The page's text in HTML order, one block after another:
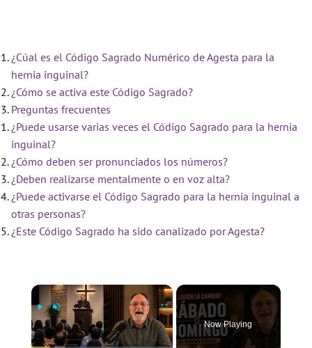
¿Cúal es el Código Sagrado Numérico de Agesta para la
hernia inguinal?
¿Cómo se activa este Código Sagrado?
Preguntas frecuentes
¿Puede usarse varias veces el Código Sagrado para la hernia
inguinal?
¿Cómo deben ser pronunciados los números?
¿Deben realizarse mentalmente o en voz alta?
¿Puede activarse el Código Sagrado para la hernia inguinal a
otras personas?
¿Este Código Sagrado ha sido canalizado por Agesta?
×
Now Playing